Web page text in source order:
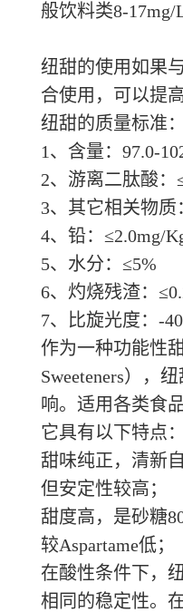
般饮料类8-17mg/
纽甜的使用如果
合使用，可以提
纽甜的质量标准：
1、含量：
2、游离二肽酸
3、其它相关物
4、铅：
5、水分：
6、灼烧残渣：
7、比旋光度：-
作为一种功能性
Sweeteners），
响。适用各类食
它具有以下特点：
甜味纯正，清新
但安定性较高；
甜度高，是砂糖
较Aspartame
在酸性条件下，
相同的稳定性。